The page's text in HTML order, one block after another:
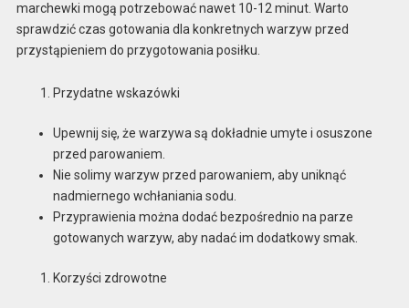
marchewki mogą potrzebować nawet 10-12 minut. Warto
sprawdzić czas gotowania dla konkretnych warzyw przed
przystąpieniem do przygotowania posiłku.
Przydatne wskazówki
Upewnij się, że warzywa są dokładnie umyte i osuszone
przed parowaniem.
Nie solimy warzyw przed parowaniem, aby uniknąć
nadmiernego wchłaniania sodu.
Przyprawienia można dodać bezpośrednio na parze
gotowanych warzyw, aby nadać im dodatkowy smak.
Korzyści zdrowotne